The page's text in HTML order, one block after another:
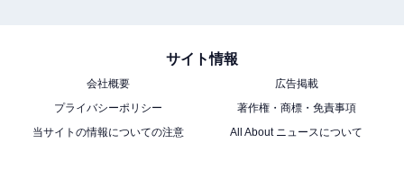
サイト情報
会社概要
広告掲載
プライバシーポリシー
著作権・商標・免責事項
当サイトの情報についての注意
All About ニュースについて